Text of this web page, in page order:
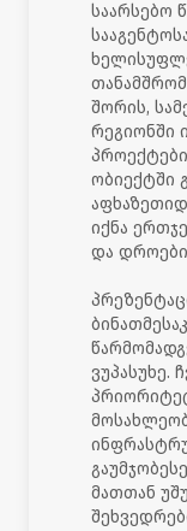
საარსებო
შორის,
რეგიონში
ობიექტში
იქნა
და
ვუპასუხე.
მათთან